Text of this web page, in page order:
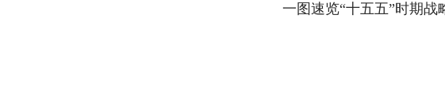
一图速览“十五五”时期战